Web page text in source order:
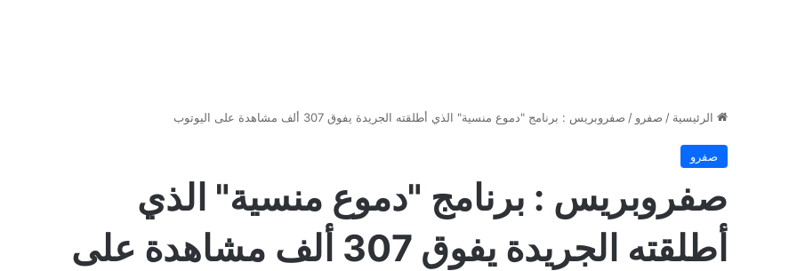
الرئيسية / صفرو / صفروبريس : برنامج "دموع منسية" الذي أطلقته الجريدة يفوق 307 ألف مشاهدة على اليوتوب
صفرو
صفروبريس : برنامج "دموع منسية" الذي
أطلقته الجريدة يفوق 307 ألف مشاهدة على